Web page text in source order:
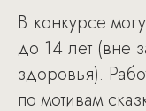
В конкурсе
до 14 лет (вне
здоровья).
по мотивам